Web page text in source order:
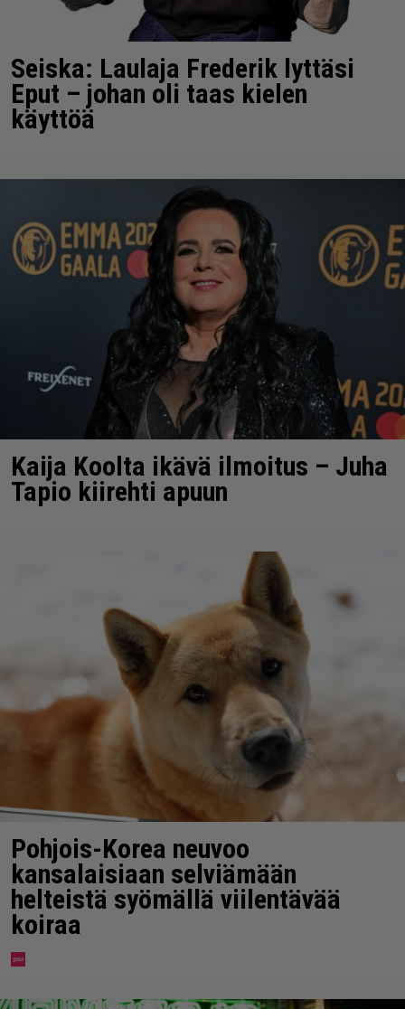
Seiska: Laulaja Frederik lyttäsi
Eput – johan oli taas kielen
käyttöä
Kaija Koolta ikävä ilmoitus – Juha
Tapio kiirehti apuun
Pohjois-Korea neuvoo
kansalaisiaan selviämään
helteistä syömällä viilentävää
koiraa